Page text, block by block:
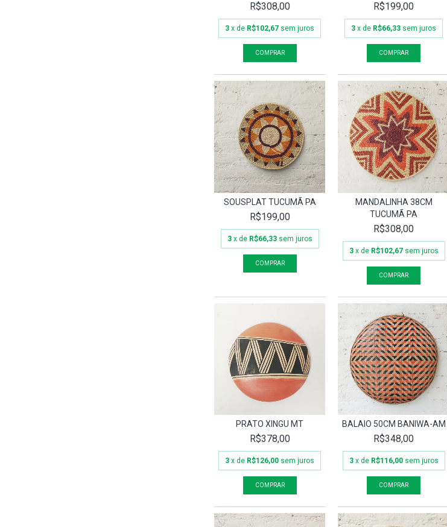
R$308,00
3 x de R$102,67 sem juros
R$199,00
3 x de R$66,33 sem juros
SOUSPLAT TUCUMÃ PA
R$199,00
3 x de R$66,33 sem juros
MANDALINHA 38CM
TUCUMÃ PA
R$308,00
3 x de R$102,67 sem juros
PRATO XINGU MT
R$378,00
3 x de R$126,00 sem juros
BALAIO 50CM BANIWA-AM
R$348,00
3 x de R$116,00 sem juros